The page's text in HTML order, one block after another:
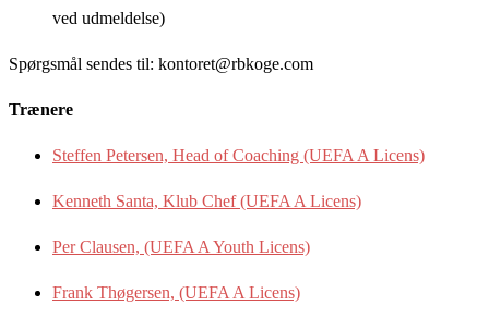
ved udmeldelse)
Spørgsmål sendes til: kontoret@rbkoge.com
Trænere
Steffen Petersen, Head of Coaching (UEFA A Licens)
Kenneth Santa, Klub Chef (UEFA A Licens)
Per Clausen, (UEFA A Youth Licens)
Frank Thøgersen, (UEFA A Licens)